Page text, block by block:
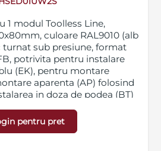
1 modul Toolless Line,
culoare RAL9010 (alb
turnat sub presiune, format
potrivita pentru instalare
(EK), pentru montare
aparenta (AP) folosind
in doza de podea (BT)
80mm, latime neta
pentru pret